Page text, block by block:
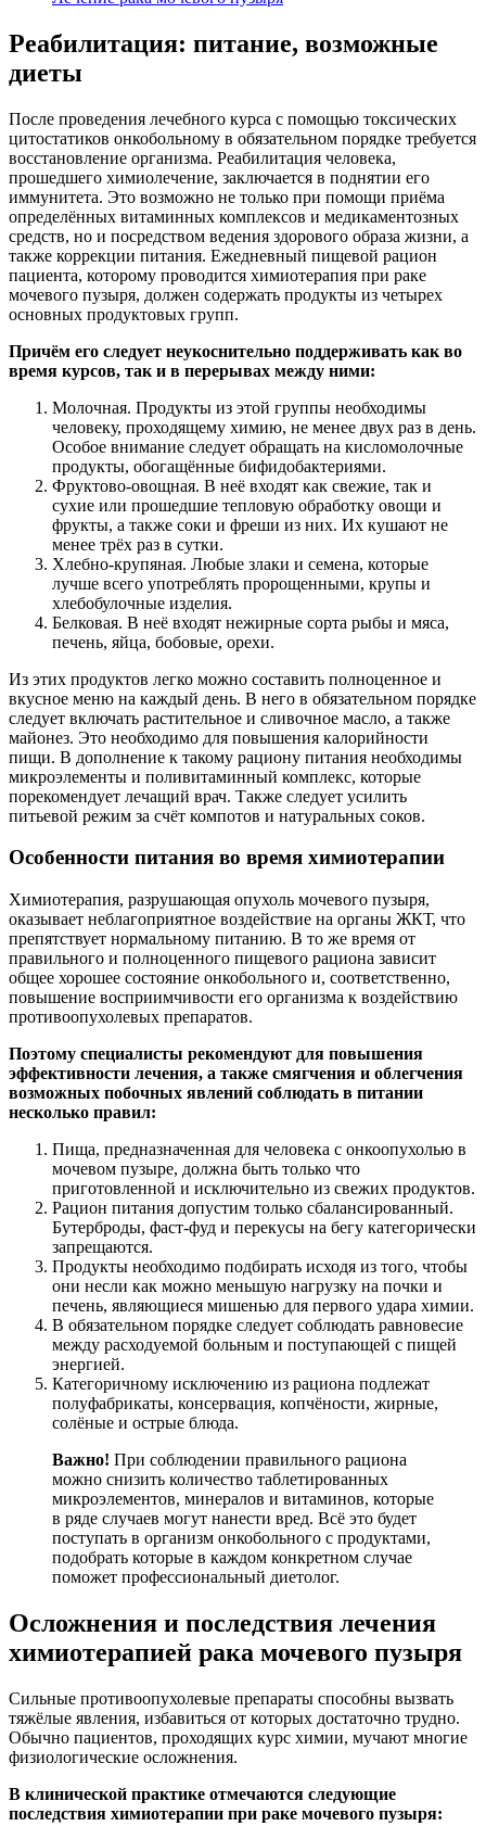
Реабилитация: питание, возможные
диеты
После проведения лечебного курса с помощью токсических
цитостатиков онкобольному в обязательном порядке требуется
восстановление организма. Реабилитация человека,
прошедшего химиолечение, заключается в поднятии его
иммунитета. Это возможно не только при помощи приёма
определённых витаминных комплексов и медикаментозных
средств, но и посредством ведения здорового образа жизни, а
также коррекции питания. Ежедневный пищевой рацион
пациента, которому проводится химиотерапия при раке
мочевого пузыря, должен содержать продукты из четырех
основных продуктовых групп.
Причём его следует неукоснительно поддерживать как во
время курсов, так и в перерывах между ними:
Молочная. Продукты из этой группы необходимы
человеку, проходящему химию, не менее двух раз в день.
Особое внимание следует обращать на кисломолочные
продукты, обогащённые бифидобактериями.
Фруктово-овощная. В неё входят как свежие, так и
сухие или прошедшие тепловую обработку овощи и
фрукты, а также соки и фреши из них. Их кушают не
менее трёх раз в сутки.
Хлебно-крупяная. Любые злаки и семена, которые
лучше всего употреблять пророщенными, крупы и
хлебобулочные изделия.
Белковая. В неё входят нежирные сорта рыбы и мяса,
печень, яйца, бобовые, орехи.
Из этих продуктов легко можно составить полноценное и
вкусное меню на каждый день. В него в обязательном порядке
следует включать растительное и сливочное масло, а также
майонез. Это необходимо для повышения калорийности
пищи. В дополнение к такому рациону питания необходимы
микроэлементы и поливитаминный комплекс, которые
порекомендует лечащий врач. Также следует усилить
питьевой режим за счёт компотов и натуральных соков.
Особенности питания во время химиотерапии
Химиотерапия, разрушающая опухоль мочевого пузыря,
оказывает неблагоприятное воздействие на органы ЖКТ, что
препятствует нормальному питанию. В то же время от
правильного и полноценного пищевого рациона зависит
общее хорошее состояние онкобольного и, соответственно,
повышение восприимчивости его организма к воздействию
противоопухолевых препаратов.
Поэтому специалисты рекомендуют для повышения
эффективности лечения, а также смягчения и облегчения
возможных побочных явлений соблюдать в питании
несколько правил:
Пища, предназначенная для человека с онкоопухолью в
мочевом пузыре, должна быть только что
приготовленной и исключительно из свежих продуктов.
Рацион питания допустим только сбалансированный.
Бутерброды, фаст-фуд и перекусы на бегу категорически
запрещаются.
Продукты необходимо подбирать исходя из того, чтобы
они несли как можно меньшую нагрузку на почки и
печень, являющиеся мишенью для первого удара химии.
В обязательном порядке следует соблюдать равновесие
между расходуемой больным и поступающей с пищей
энергией.
Категоричному исключению из рациона подлежат
полуфабрикаты, консервация, копчёности, жирные,
солёные и острые блюда.
Важно! При соблюдении правильного рациона
можно снизить количество таблетированных
микроэлементов, минералов и витаминов, которые
в ряде случаев могут нанести вред. Всё это будет
поступать в организм онкобольного с продуктами,
подобрать которые в каждом конкретном случае
поможет профессиональный диетолог.
Осложнения и последствия лечения
химиотерапией рака мочевого пузыря
Сильные противоопухолевые препараты способны вызвать
тяжёлые явления, избавиться от которых достаточно трудно.
Обычно пациентов, проходящих курс химии, мучают многие
физиологические осложнения.
В клинической практике отмечаются следующие
последствия химиотерапии при раке мочевого пузыря: